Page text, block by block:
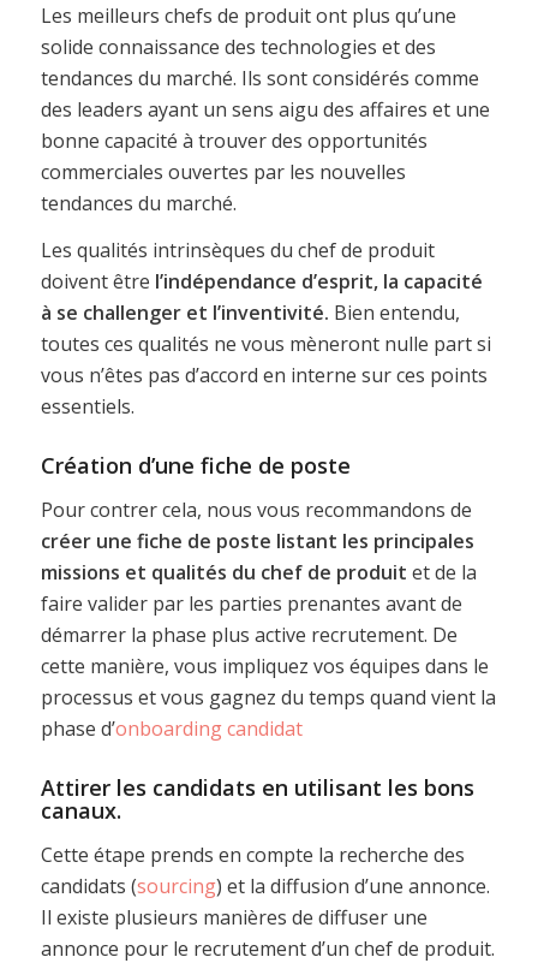
Les meilleurs chefs de produit ont plus qu’une
solide connaissance des technologies et des
tendances du marché. Ils sont considérés comme
des leaders ayant un sens aigu des affaires et une
bonne capacité à trouver des opportunités
commerciales ouvertes par les nouvelles
tendances du marché.
Les qualités intrinsèques du chef de produit
doivent être l’indépendance d’esprit, la capacité
à se challenger et l’inventivité. Bien entendu,
toutes ces qualités ne vous mèneront nulle part si
vous n’êtes pas d’accord en interne sur ces points
essentiels.
Création d’une fiche de poste
Pour contrer cela, nous vous recommandons de
créer une fiche de poste listant les principales
missions et qualités du chef de produit et de la
faire valider par les parties prenantes avant de
démarrer la phase plus active recrutement. De
cette manière, vous impliquez vos équipes dans le
processus et vous gagnez du temps quand vient la
phase d’onboarding candidat
Attirer les candidats en utilisant les bons
canaux.
Cette étape prends en compte la recherche des
candidats (sourcing) et la diffusion d’une annonce.
Il existe plusieurs manières de diffuser une
annonce pour le recrutement d’un chef de produit.